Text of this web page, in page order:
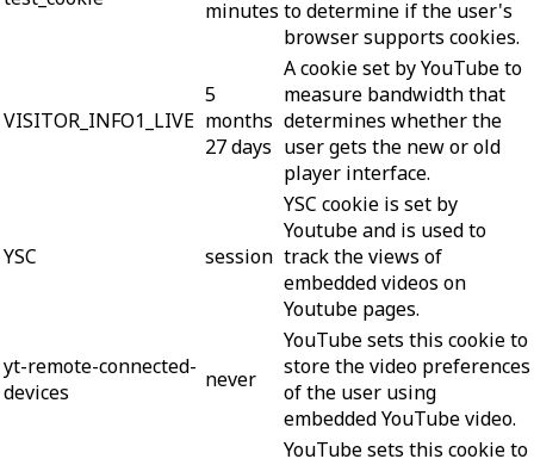
minutes to determine if the user's
browser supports cookies.
VISITOR_INFO1_LIVE
5
months
27 days
A cookie set by YouTube to
measure bandwidth that
determines whether the
user gets the new or old
player interface.
YSC session
YSC cookie is set by
Youtube and is used to
track the views of
embedded videos on
Youtube pages.
yt-remote-connected-
devices
never
YouTube sets this cookie to
store the video preferences
of the user using
embedded YouTube video.
YouTube sets this cookie to